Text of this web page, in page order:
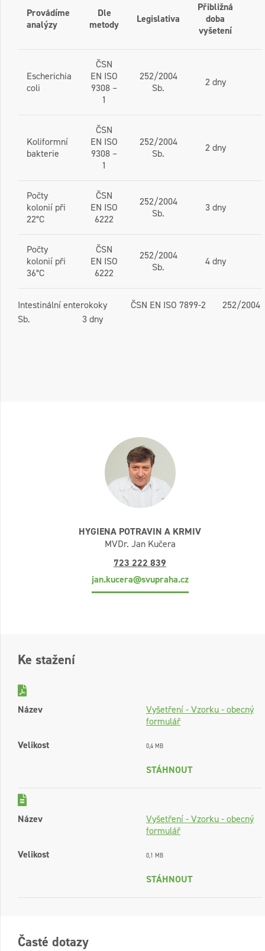
Provádíme
analýzy
Dle
metody
Legislativa
Přibližná
doba
vyšetení
Escherichia
coli
ČSN
EN ISO
9308 –
1
252/2004
Sb.
2 dny
Koliformní
bakterie
ČSN
EN ISO
9308 –
1
252/2004
Sb.
2 dny
Počty
kolonií při
22°C
ČSN
EN ISO
6222
252/2004
Sb.
3 dny
Počty
kolonií při
36°C
ČSN
EN ISO
6222
252/2004
Sb.
4 dny
Intestinální enterokoky ČSN EN ISO 7899-2 252/2004
Sb. 3 dny
HYGIENA POTRAVIN A KRMIV
MVDr. Jan Kučera
723 222 839
jan.kucera@svupraha.cz
Ke stažení
Název
Vyšetření - Vzorku - obecný
formulář
Velikost
0,4 MB
STÁHNOUT
Název
Vyšetření - Vzorku - obecný
formulář
Velikost
0,1 MB
STÁHNOUT
Časté dotazy